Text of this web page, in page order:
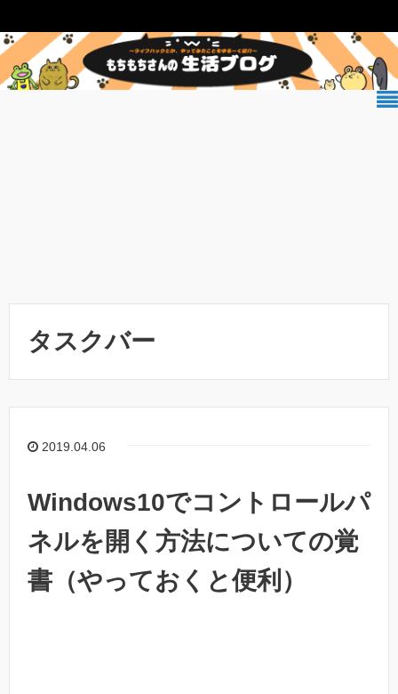
タスクバー
2019.04.06
Windows10でコントロールパ
ネルを開く方法についての覚
書（やっておくと便利）